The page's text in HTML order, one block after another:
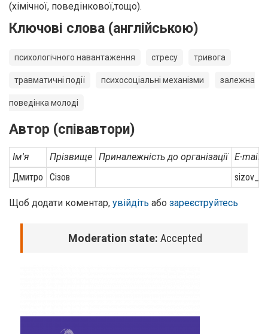
(хімічної, поведінкової,тощо).
Ключові слова (англійською)
психологічного навантаження стресу тривога
травматичні події психосоціальні механізми залежна
поведінка молоді
Автор (співавтори)
Ім'я Прізвище Приналежність до організації E-mail
Дмитро
Сізов
Щоб додати коментар, увійдіть або зареєструйтесь
Moderation state: Accepted